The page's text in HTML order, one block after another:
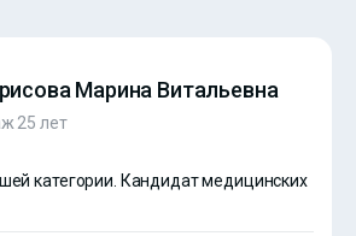
Марина Витальевна
25 лет
категории. Кандидат медицинских